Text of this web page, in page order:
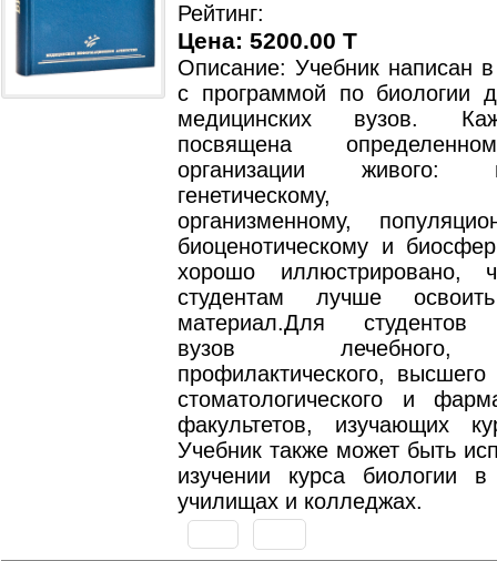
Рейтинг:
Цена: 5200.00 T
Описание: Учебник написан в
с программой по биологии
медицинских вузов.
посвящена
организации живого:
генетическому,
организменному,
биоценотическому и
хорошо иллюстрировано,
студентам лучше
материал.Для студентов
вузов
профилактического, высшего
стоматологического и
факультетов, изучающих
Учебник также может быть
изучении курса биологии в
училищах и колледжах.